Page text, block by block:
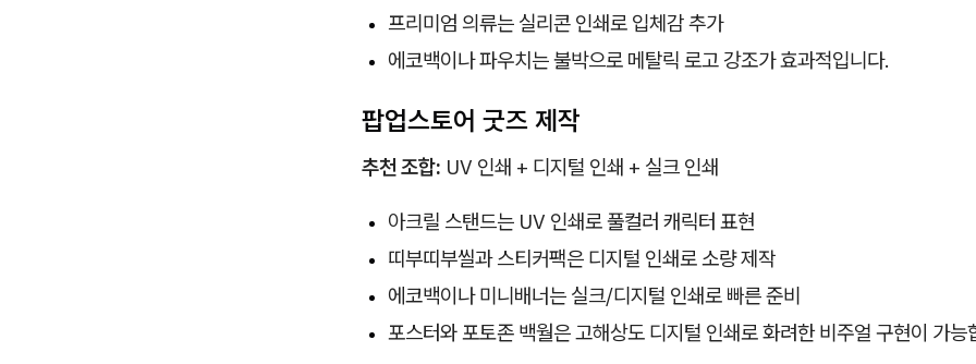
프리미엄 의류는 실리콘 인쇄로 입체감 추가
에코백이나 파우치는 불박으로 메탈릭 로고 강조가 효과적입니다.
팝업스토어 굿즈 제작
추천 조합: UV 인쇄 + 디지털 인쇄 + 실크 인쇄
아크릴 스탠드는 UV 인쇄로 풀컬러 캐릭터 표현
띠부띠부씰과 스티커팩은 디지털 인쇄로 소량 제작
에코백이나 미니배너는 실크/디지털 인쇄로 빠른 준비
포스터와 포토존 백월은 고해상도 디지털 인쇄로 화려한 비주얼 구현이 가능